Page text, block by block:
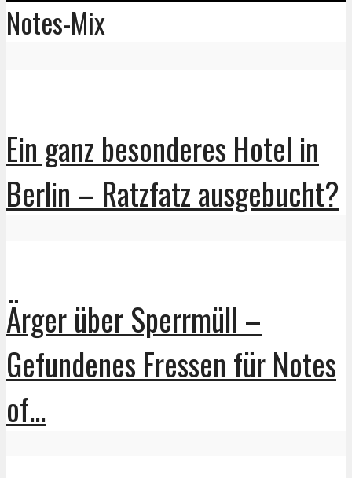
Notes-Mix
Ein ganz besonderes Hotel in
Berlin – Ratzfatz ausgebucht?
Ärger über Sperrmüll –
Gefundenes Fressen für Notes
of...